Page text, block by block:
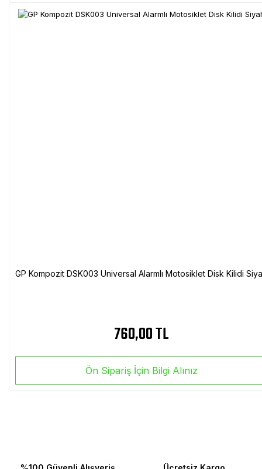
GP Kompozit DSK003 Universal Alarmlı Motosiklet Disk Kilidi
760,00 TL
Ön Sipariş İçin Bilgi Alınız